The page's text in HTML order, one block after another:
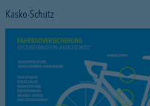
Kasko-Schutz